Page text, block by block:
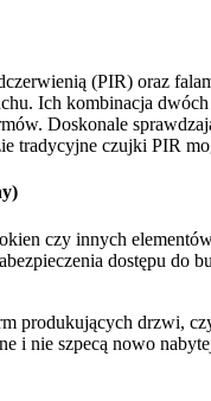
(PIR) oraz
Ich kombinacja
Doskonale
tradycyjne czujki PIR
czy innych
dostępu
produkujących drzwi,
i nie szpecą nowo